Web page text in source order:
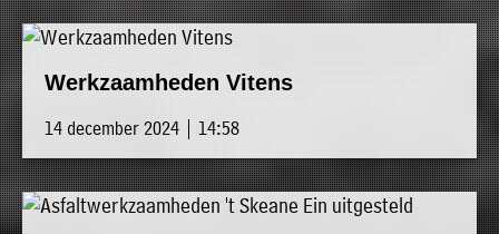
Werkzaamheden Vitens
14 december 2024 | 14:58